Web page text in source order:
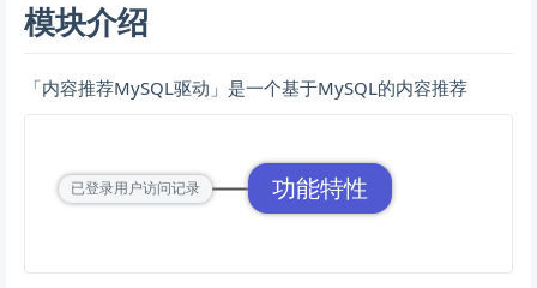
模块介绍
「内容推荐MySQL驱动」是一个基于MySQL的内容推荐
功能特性
已登录用户访问记录